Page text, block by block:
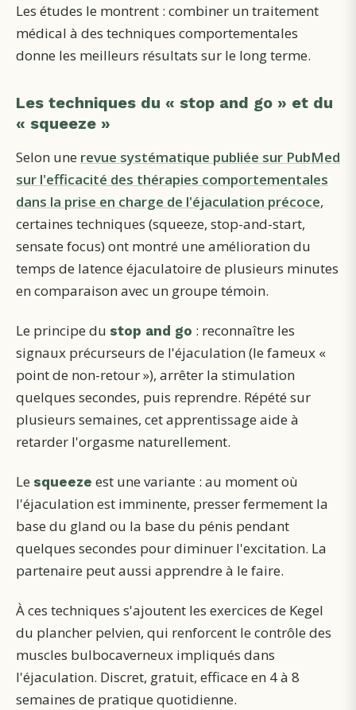
Les études le montrent : combiner un traitement
médical à des techniques comportementales
donne les meilleurs résultats sur le long terme.
Les techniques du « stop and go » et du
« squeeze »
Selon une revue systématique publiée sur PubMed
sur l'efficacité des thérapies comportementales
dans la prise en charge de l'éjaculation précoce,
certaines techniques (squeeze, stop-and-start,
sensate focus) ont montré une amélioration du
temps de latence éjaculatoire de plusieurs minutes
en comparaison avec un groupe témoin.
Le principe du stop and go : reconnaître les
signaux précurseurs de l'éjaculation (le fameux «
point de non-retour »), arrêter la stimulation
quelques secondes, puis reprendre. Répété sur
plusieurs semaines, cet apprentissage aide à
retarder l'orgasme naturellement.
Le squeeze est une variante : au moment où
l'éjaculation est imminente, presser fermement la
base du gland ou la base du pénis pendant
quelques secondes pour diminuer l'excitation. La
partenaire peut aussi apprendre à le faire.
À ces techniques s'ajoutent les exercices de Kegel
du plancher pelvien, qui renforcent le contrôle des
muscles bulbocaverneux impliqués dans
l'éjaculation. Discret, gratuit, efficace en 4 à 8
semaines de pratique quotidienne.